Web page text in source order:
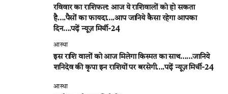
रविवार का राशिफल: आज ये राशिवालों को हो सकता
है….पैसों का फायदा….आप जानिये कैसा रहेगा आपका
दिन….पढ़ें न्यूज़ मिर्ची-24
आस्था
इस राशि वालों को आज मिलेगा किस्मत का साथ……जानिये
शनिदेव की कृपा इन राशियों पर बरसेगी….पढ़ें न्यूज़ मिर्ची-24
आस्था